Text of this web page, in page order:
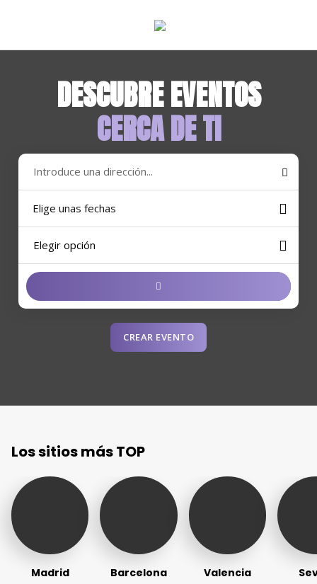
DESCUBRE EVENTOS
CERCA DE TI
Elige unas fechas
CREAR EVENTO
Los sitios más TOP
Madrid Barcelona Valencia